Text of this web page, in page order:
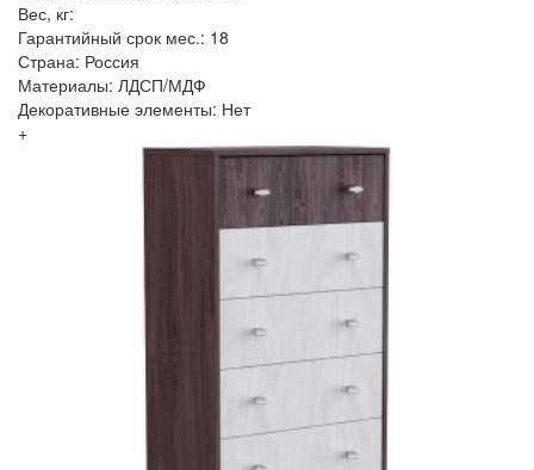
Вес, кг:
Гарантийный срок мес.: 18
Страна: Россия
Материалы: ЛДСП/МДФ
Декоративные элементы: Нет
+